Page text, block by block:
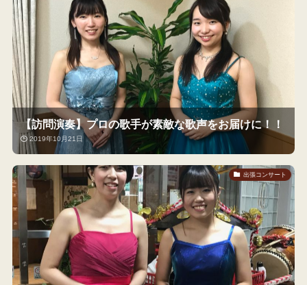
【訪問演奏】プロの歌手が素敵な歌声をお届けに！！
2019年10月21日
出張コンサート